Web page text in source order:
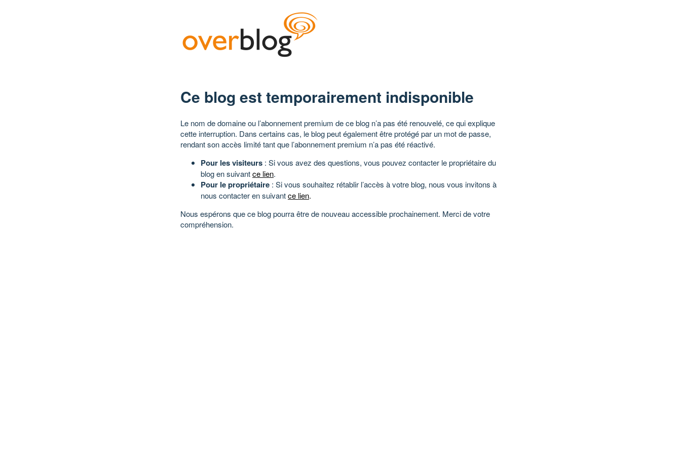
Ce blog est temporairement indisponible
Le nom de domaine ou l’abonnement premium de ce blog n’a pas été renouvelé, ce qui explique
cette interruption. Dans certains cas, le blog peut également être protégé par un mot de passe,
rendant son accès limité tant que l’abonnement premium n’a pas été réactivé.
Pour les visiteurs : Si vous avez des questions, vous pouvez contacter le propriétaire du
blog en suivantce lien.
Pour le propriétaire : Si vous souhaitez rétablir l’accès à votre blog, nous vous invitons à
nous contacter en suivantce lien.
Nous espérons que ce blog pourra être de nouveau accessible prochainement. Merci de votre
compréhension.